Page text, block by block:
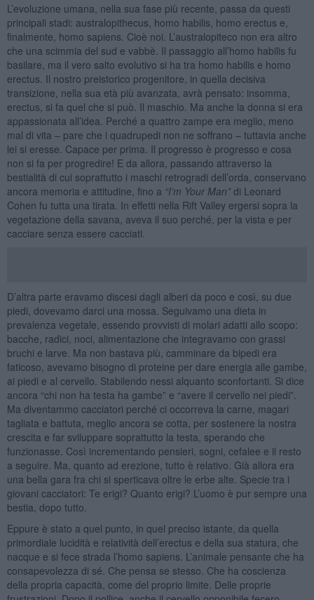
L’evoluzione umana, nella sua fase più recente, passa da questi
principali stadi: australopithecus, homo habilis, homo erectus e,
finalmente, homo sapiens. Cioè noi. L’australopiteco non era altro
che una scimmia del sud e vabbè. Il passaggio all’homo habilis fu
basilare, ma il vero salto evolutivo si ha tra homo habilis e homo
erectus. Il nostro preistorico progenitore, in quella decisiva
transizione, nella sua età più avanzata, avrà pensato: insomma,
erectus, si fa quel che si può. Il maschio. Ma anche la donna si era
appassionata all’idea. Perché a quattro zampe era meglio, meno
mal di vita – pare che i quadrupedi non ne soffrano – tuttavia anche
lei si eresse. Capace per prima. Il progresso è progresso e cosa
non si fa per progredire! E da allora, passando attraverso la
bestialità di cui soprattutto i maschi retrogradi dell’orda, conservano
ancora memoria e attitudine, fino a “I’m Your Man”di Leonard
Cohen fu tutta una tirata. In effetti nella Rift Valley ergersi sopra la
vegetazione della savana, aveva il suo perché, per la vista e per
cacciare senza essere cacciati.
D’altra parte eravamo discesi dagli alberi da poco e così, su due
piedi, dovevamo darci una mossa. Seguivamo una dieta in
prevalenza vegetale, essendo provvisti di molari adatti allo scopo:
bacche, radici, noci, alimentazione che integravamo con grassi
bruchi e larve. Ma non bastava più, camminare da bipedi era
faticoso, avevamo bisogno di proteine per dare energia alle gambe,
ai piedi e al cervello. Stabilendo nessi alquanto sconfortanti. Si dice
ancora “chi non ha testa ha gambe” e “avere il cervello nei piedi”.
Ma diventammo cacciatori perché ci occorreva la carne, magari
tagliata e battuta, meglio ancora se cotta, per sostenere la nostra
crescita e far sviluppare soprattutto la testa, sperando che
funzionasse. Così incrementando pensieri, sogni, cefalee e il resto
a seguire. Ma, quanto ad erezione, tutto è relativo. Già allora era
una bella gara fra chi si sperticava oltre le erbe alte. Specie tra i
giovani cacciatori: Te erigi? Quanto erigi? L’uomo è pur sempre una
bestia, dopo tutto.
Eppure è stato a quel punto, in quel preciso istante, da quella
primordiale lucidità e relatività dell’erectus e della sua statura, che
nacque e si fece strada l’homo sapiens. L’animale pensante che ha
consapevolezza di sé. Che pensa se stesso. Che ha coscienza
della propria capacità, come del proprio limite. Delle proprie